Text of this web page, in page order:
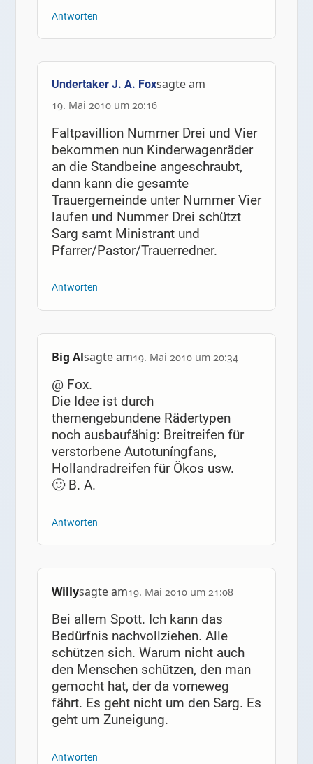
Antworten
Undertaker J. A. Foxsagte am
19. Mai 2010 um 20:16
Faltpavillion Nummer Drei und Vier
bekommen nun Kinderwagenräder
an die Standbeine angeschraubt,
dann kann die gesamte
Trauergemeinde unter Nummer Vier
laufen und Nummer Drei schützt
Sarg samt Ministrant und
Pfarrer/Pastor/Trauerredner.
Antworten
Big Alsagte am19. Mai 2010 um 20:34
@ Fox.
Die Idee ist durch
themengebundene Rädertypen
noch ausbaufähig: Breitreifen für
verstorbene Autotuníngfans,
Hollandradreifen für Ökos usw.
🙂 B. A.
Antworten
Willysagte am19. Mai 2010 um 21:08
Bei allem Spott. Ich kann das
Bedürfnis nachvollziehen. Alle
schützen sich. Warum nicht auch
den Menschen schützen, den man
gemocht hat, der da vorneweg
fährt. Es geht nicht um den Sarg. Es
geht um Zuneigung.
Antworten